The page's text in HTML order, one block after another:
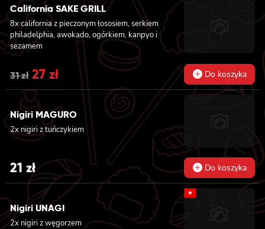
California SAKE GRILL
8x california z pieczonym łososiem, serkiem
philadelphia, awokado, ogórkiem, kanpyo i
sezamem
31zł Original
price
was:
31 zł.
27 zł Current
price
is:
27 zł.
Do koszyka
Nigiri MAGURO
2x nigiri z tuńczykiem
21 zł Do koszyka
Nigiri UNAGI
2x nigiri z węgorzem
★